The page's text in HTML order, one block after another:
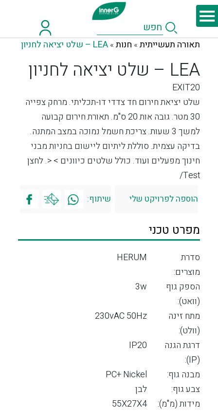
תאורה תעשייתית » חנות »LEA – שלט יציאה לחניון
LEA – שלט יציאה לחניון
EXIT20
שלט יציאת חירום חד צדדי דו-תכליתי. מרחק צפייה
30 מטר. גובה אות 20 ס"מ. תאורת חירום קבועה
למשך 3 שעות. צריכת חשמל נמוכה במצב המתנה.
בדיקה עצמית. סוללת ליתיום ליישום בחניות מבני
חינוך מפעלים ועוד. כולל שלטים כיוונים > <. לחצן
Test/
הוספה לפרויקט שלי שיתוף:
מפרט טכני
סדרת
מוצרים:
HERUM
הספק גוף
(וואט):
3w
מתח זינה
(וולט):
230vAC 50Hz
דרגת הגנה
(IP):
IP20
מבנה גוף:
PC+ Nickel
צבע גוף:
לבן
מידות (מ"מ):
55X27X4